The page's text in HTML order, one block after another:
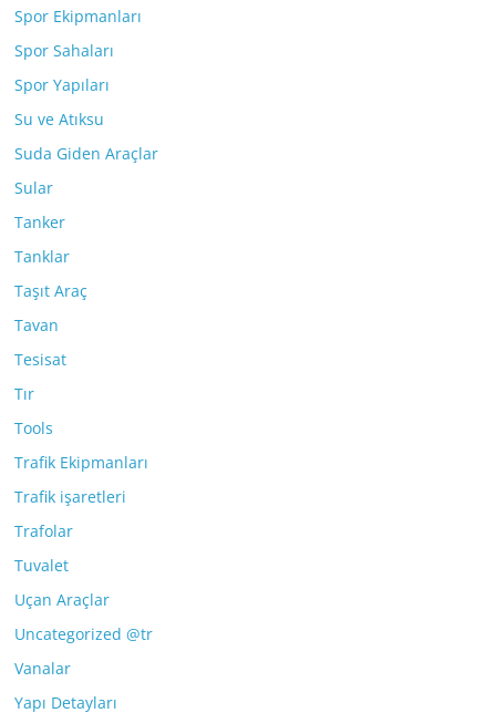
Spor Ekipmanları
Spor Sahaları
Spor Yapıları
Su ve Atıksu
Suda Giden Araçlar
Sular
Tanker
Tanklar
Taşıt Araç
Tavan
Tesisat
Tır
Tools
Trafik Ekipmanları
Trafik işaretleri
Trafolar
Tuvalet
Uçan Araçlar
Uncategorized @tr
Vanalar
Yapı Detayları